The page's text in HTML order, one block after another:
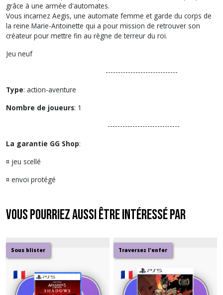
grâce à une armée d'automates.
Vous incarnez Aegis, une automate femme et garde du corps de
la reine Marie-Antoinette qui a pour mission de retrouver son
créateur pour mettre fin au règne de terreur du roi.
Jeu neuf
-----------------------------
Type: action-aventure
Nombre de joueurs: 1
-----------------------------
La garantie GG Shop:
¤ jeu scellé
¤ envoi protégé
Vous pourriez aussi être intéressé par
Sous blister Traversez l'enfer